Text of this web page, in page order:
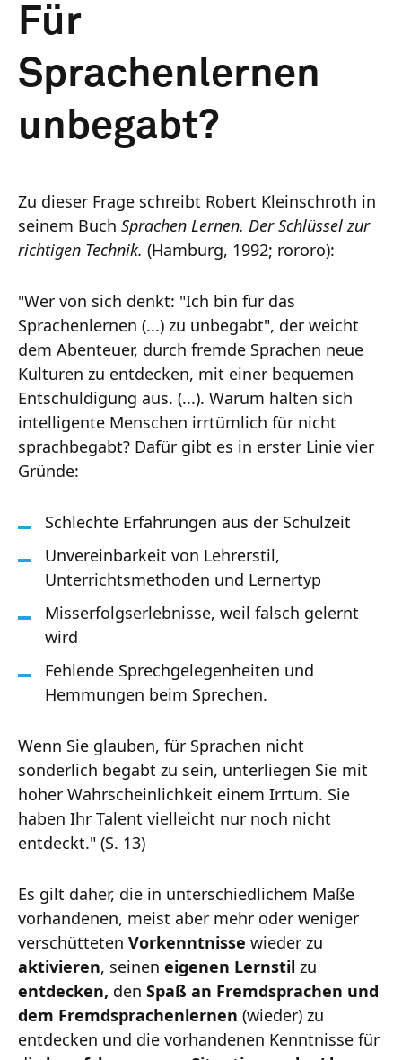
Für
Sprachenlernen
unbegabt?
Zu dieser Frage schreibt Robert Kleinschroth in
seinem Buch Sprachen Lernen. Der Schlüssel zur
richtigen Technik. (Hamburg, 1992; rororo):
"Wer von sich denkt: "Ich bin für das
Sprachenlernen (...) zu unbegabt", der weicht
dem Abenteuer, durch fremde Sprachen neue
Kulturen zu entdecken, mit einer bequemen
Entschuldigung aus. (...). Warum halten sich
intelligente Menschen irrtümlich für nicht
sprachbegabt? Dafür gibt es in erster Linie vier
Gründe:
Schlechte Erfahrungen aus der Schulzeit
Unvereinbarkeit von Lehrerstil,
Unterrichtsmethoden und Lernertyp
Misserfolgserlebnisse, weil falsch gelernt
wird
Fehlende Sprechgelegenheiten und
Hemmungen beim Sprechen.
Wenn Sie glauben, für Sprachen nicht
sonderlich begabt zu sein, unterliegen Sie mit
hoher Wahrscheinlichkeit einem Irrtum. Sie
haben Ihr Talent vielleicht nur noch nicht
entdeckt." (S. 13)
Es gilt daher, die in unterschiedlichem Maße
vorhandenen, meist aber mehr oder weniger
verschütteten Vorkenntnisse wieder zu
aktivieren, seinen eigenen Lernstil zu
entdecken, den Spaß an Fremdsprachen und
dem Fremdsprachenlernen (wieder) zu
entdecken und die vorhandenen Kenntnisse für